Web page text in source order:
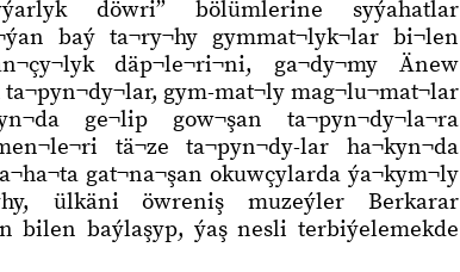
döwri” bölümlerine syýahatlar
baý ta¬ry¬hy gymmat¬lyk¬lar bi¬len
däp¬le¬ri¬ni, ga¬dy¬my Änew
gym-mat¬ly mag¬lu¬mat¬lar
ge¬lip gow¬şan ta¬pyn¬dy¬la¬ra
tä¬ze ta¬pyn¬dy-lar ha¬kyn¬da
gat¬na¬şan okuwçylarda ýa¬kym¬ly
ülkäni öwreniş muzeýler Berkarar
bilen baýlaşyp, ýaş nesli terbiýelemekde